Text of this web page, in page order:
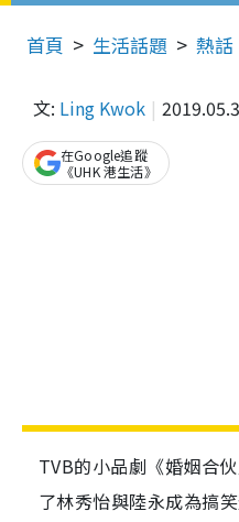
首頁 生活話題 熱話
文: Ling Kwok
在Google追蹤
《UHK 港生活》
TVB的小品劇《婚姻合
了林秀怡與陸永成為搞